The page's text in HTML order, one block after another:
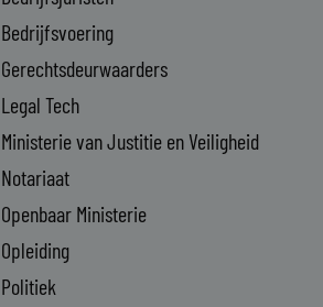
Bedrijfsvoering
Gerechtsdeurwaarders
Legal Tech
Ministerie van Justitie en Veiligheid
Notariaat
Openbaar Ministerie
Opleiding
Politiek